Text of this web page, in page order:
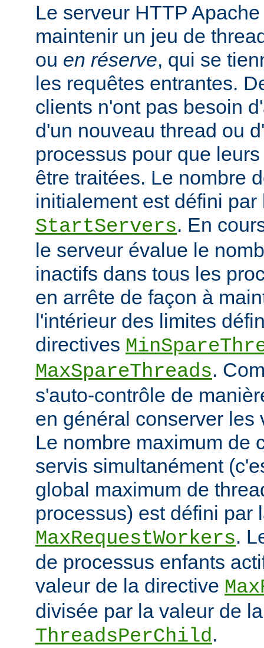
Le serveur HTTP
maintenir un jeu de
ou en réserve, qui se
les requêtes entrantes.
clients n'ont pas besoin
d'un nouveau thread ou
processus pour que
être traitées. Le nombre
initialement est défini par
StartServers. En
le serveur évalue le
inactifs dans tous les
en arrête de façon à
l'intérieur des limites
directives
MaxSpareThreads.
s'auto-contrôle de
en général conserver les
Le nombre maximum de
servis simultanément
global maximum de
processus) est défini par
MaxRequestWorkers.
de processus enfants
valeur de la directive
divisée par la valeur de
ThreadsPerChild.